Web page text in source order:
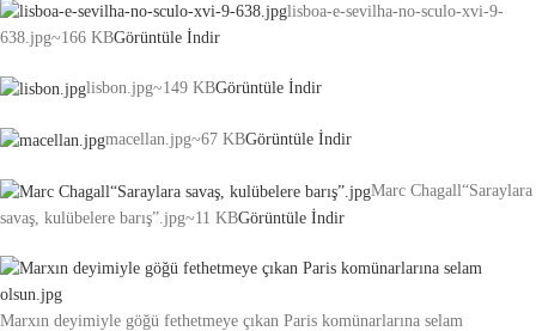
lisboa-e-sevilha-no-sculo-xvi-9-
638.jpg~166 KBGörüntüle İndir
lisbon.jpg~149 KBGörüntüle İndir
macellan.jpg~67 KBGörüntüle İndir
Marc Chagall“Saraylara
savaş, kulübelere barış”.jpg~11 KBGörüntüle İndir
Marxın deyimiyle göğü fethetmeye çıkan Paris komünarlarına selam